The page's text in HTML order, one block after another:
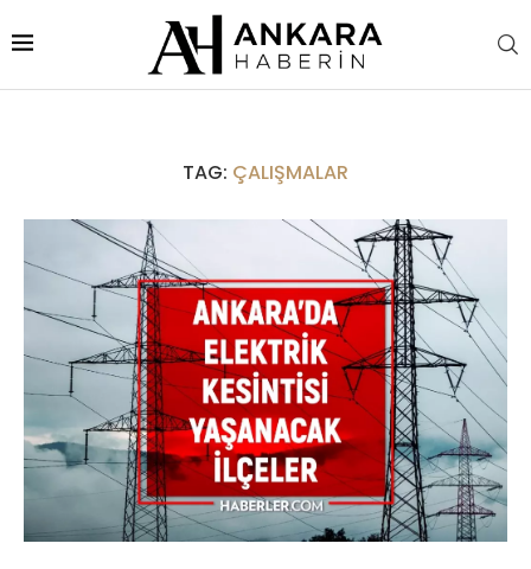
TAG: ÇALIŞMALAR